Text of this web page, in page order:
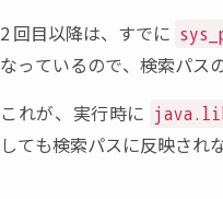
2回目以降は、 すでに
なっているので、 検索パス
これが、 実行時に
しても検索パスに反映され